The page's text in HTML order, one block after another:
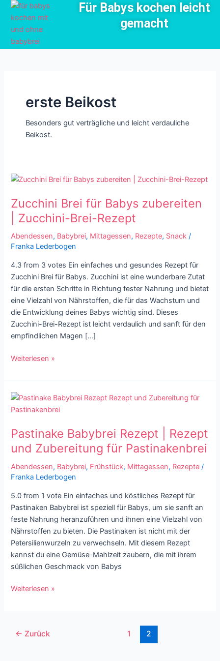
Zum
Inhalt
springen
Für Babys kochen leicht
gemacht
erste Beikost
Besonders gut verträgliche und leicht verdauliche
Beikost.
Zucchini Brei für Babys zubereiten
| Zucchini-Brei-Rezept
Abendessen, Babybrei, Mittagessen, Rezepte, Snack /
Franka Lederbogen
4.3 from 3 votes Ein einfaches und gesundes Rezept für
Zucchini Brei für Babys. Zucchini ist eine wunderbare Zutat
für die ersten Schritte in Richtung fester Nahrung und bietet
eine Vielzahl von Nährstoffen, die für das Wachstum und
die Entwicklung deines Babys wichtig sind. Dieses
Zucchini-Brei-Rezept ist leicht verdaulich und sanft für den
empfindlichen Magen […]
Zucchini
für
Babys
zubereiten
|
Zucchini-
Brei-
Rezept
Weiterlesen »
Pastinake Babybrei Rezept | Rezept
und Zubereitung für Pastinakenbrei
Abendessen, Babybrei, Frühstück, Mittagessen, Rezepte /
Franka Lederbogen
5.0 from 1 vote Ein einfaches und köstliches Rezept für
Pastinaken Babybrei ist speziell für Babys, um sie sanft an
feste Nahrung heranzuführen und ihnen eine Vielzahl von
Nährstoffen zu bieten. Die Pastinaken ist nicht mit der
Petersilienwurzeln zu verwechseln. Mit diesem Rezept
kannst du eine Gemüse-Mahlzeit zaubern, die mit ihrem
süßlichen Geschmack von Babys
Pastinake
Babybrei
|
Rezept
Zubereitung
für
Pastinakenbrei
Weiterlesen »
Seitennummerierung
der
Beiträge
← Zurück 1 2